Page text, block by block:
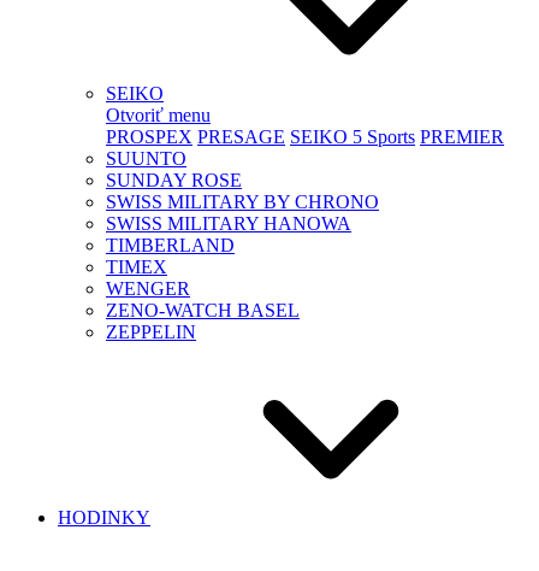
SEIKO
Otvoriť menu
PROSPEX PRESAGE SEIKO 5 Sports PREMIER
SUUNTO
SUNDAY ROSE
SWISS MILITARY BY CHRONO
SWISS MILITARY HANOWA
TIMBERLAND
TIMEX
WENGER
ZENO-WATCH BASEL
ZEPPELIN
HODINKY